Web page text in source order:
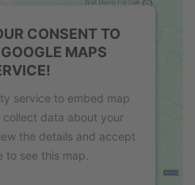
CONSENT TO
MAPS
service to embed map
data about your
the details and accept
to see this map.